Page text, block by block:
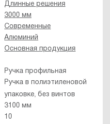
Длинные решения
3000 мм
Современные
Алюминий
Основная продукция
Ручка профильная
Ручка в полиэтиленовой
упаковке, без винтов
3100 мм
10